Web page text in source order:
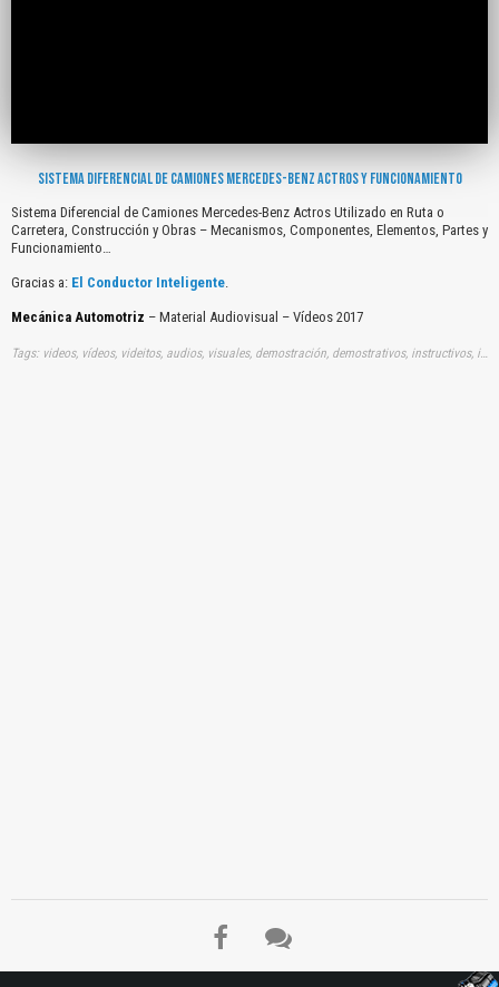
SISTEMA DIFERENCIAL DE CAMIONES MERCEDES-BENZ ACTROS Y FUNCIONAMIENTO
Sistema Diferencial de Camiones Mercedes-Benz Actros Utilizado en Ruta o
Carretera, Construcción y Obras – Mecanismos, Componentes, Elementos, Partes y
Funcionamiento…
Gracias a: El Conductor Inteligente.
Mecánica Automotriz – Material Audiovisual – Vídeos 2017
Tags: videos, vídeos, videitos, audios, visuales, demostración, demostrativos, instructivos, instrucción, audiovisuales, gratuito, gratis, sistemas, diferenciales, camiones, mercedes, benz, actros, utilizados, rutas, carreteras, construcciones, obras, mecanismos, componentes, elementos, partes, funcionamientos, youtube